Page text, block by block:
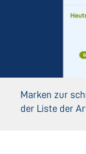
Marken zur
der Liste der